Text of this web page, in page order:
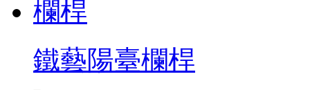
鐵藝陽臺欄桿